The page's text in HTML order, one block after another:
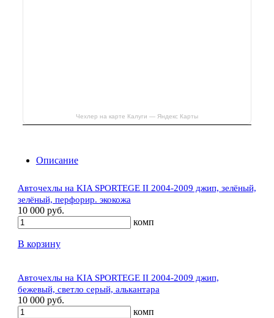
Чехлер на карте Калуги — Яндекс Карты
Описание
Авточехлы на KIA SPORTEGE II 2004-2009 джип, зелёный,
зелёный, перфорир. экокожа
10 000 руб.
комп
В корзину
Авточехлы на KIA SPORTEGE II 2004-2009 джип,
бежевый, светло серый, алькантара
10 000 руб.
комп